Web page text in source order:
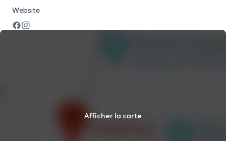
Website
Afficher la carte